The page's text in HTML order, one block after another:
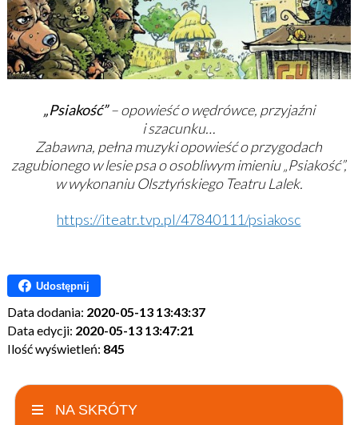
„Psiakość”– opowieść o wędrówce, przyjaźni
i szacunku…
Zabawna, pełna muzyki opowieść o przygodach
zagubionego w lesie psa o osobliwym imieniu „Psiakość”,
w wykonaniuOlsztyńskiego Teatru Lalek.
https://iteatr.tvp.pl/47840111/psiakosc
Udostępnij
Data dodania: 2020-05-13 13:43:37
Data edycji: 2020-05-13 13:47:21
Ilość wyświetleń: 845
NA SKRÓTY